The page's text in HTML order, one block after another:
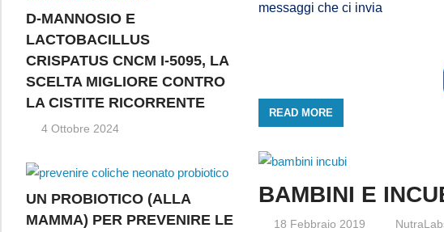
messaggi che ci invia
READ MORE
BAMBINI E
18 Febbraio 2019
D-MANNOSIO E
LACTOBACILLUS
CRISPATUS CNCM I-5095, LA
SCELTA MIGLIORE CONTRO
LA CISTITE RICORRENTE
4 Ottobre 2024
UN PROBIOTICO (ALLA
MAMMA) PER PREVENIRE LE